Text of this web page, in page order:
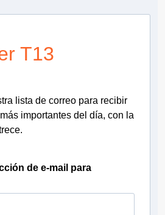
T13
lista de correo para recibir
importantes del día, con la
de e-mail para